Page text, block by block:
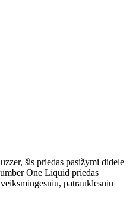
šis priedas pasižymi didele
One Liquid priedas
patrauklesniu